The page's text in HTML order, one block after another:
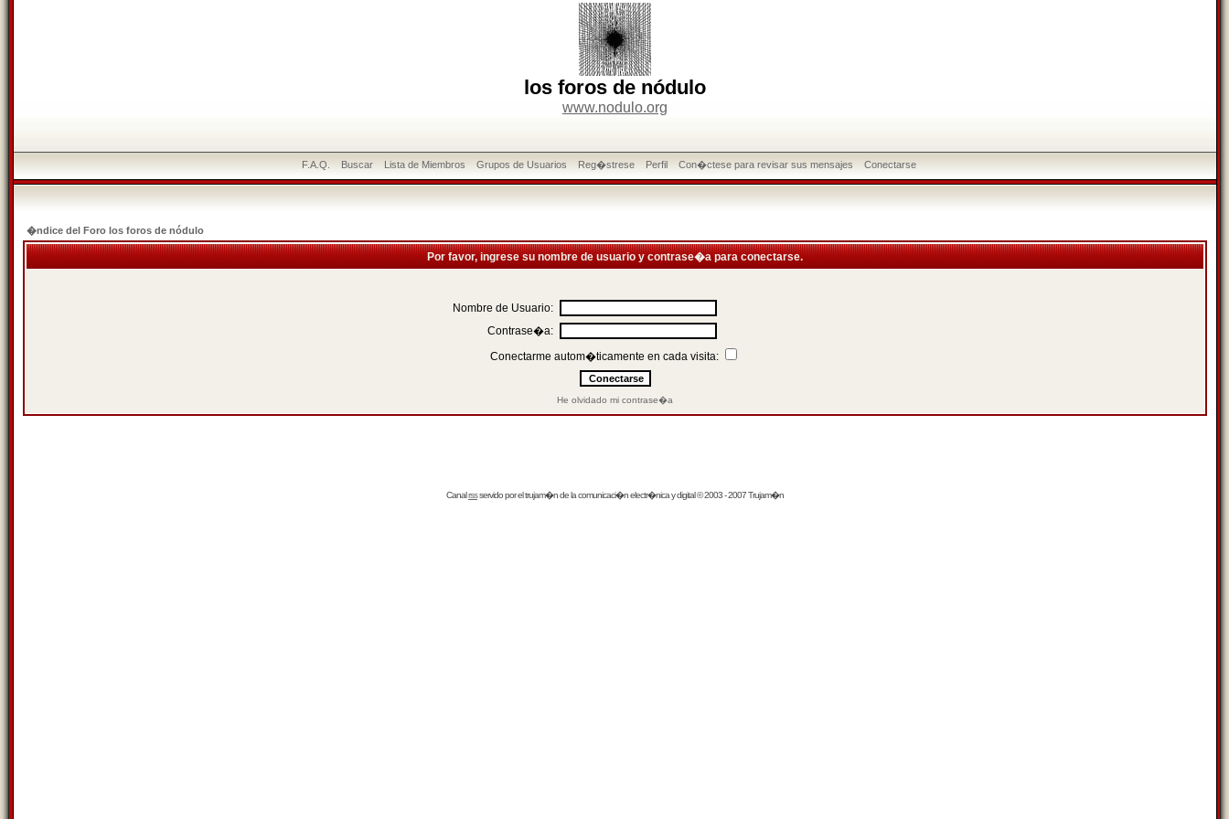
los foros de nódulo
www.nodulo.org
F.A.Q. Buscar Lista de Miembros Grupos de Usuarios Reg�strese Perfil Con�ctese para revisar sus mensajes Conectarse
�ndice del Foro los foros de nódulo
Por favor, ingrese su nombre de usuario y contrase�a para conectarse.
Nombre de Usuario:
Contrase�a:
Conectarme autom�ticamente en cada visita:
He olvidado mi contrase�a
Canalrssservido por eltrujam�nde la comunicaci�n electr�nica y digital © 2003 - 2007 Trujam�n